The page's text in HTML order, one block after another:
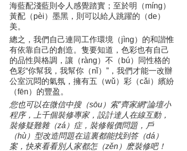
海藍配淺藍則令人感覺踏實；至於明（míng）
黃配（pèi）墨黑，則可以給人跳躍的（de）
美。
總之，我們自己連同工作環境（jìng）的和諧惟
有依靠自己的創造。隻要知道，色彩也有自己
的品性與格調，讓（ràng）不（bú）同性格的
色彩“你幫我，我幫你（nǐ）”，我們才能一改辦
公室沉悶的氣氛，擁有五（wǔ）彩（cǎi）繽紛
（fēn）的豐盈。
您也可以在微信中搜（sōu）索”齊家網“論壇小
程序，上千個裝修專家，設計達人在線互動，
裝修疑難雜（zá）症，裝修報價問題，戶
（hù）型改造問題在這裏都能找到答（dá）
案，快來看看別人家都怎（zěn）麽裝修吧！